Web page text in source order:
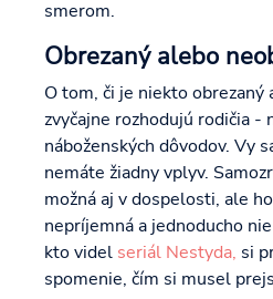
smerom.
Obrezaný alebo
O tom, či je niekto obrezaný
zvyčajne rozhodujú rodičia -
náboženských dôvodov. Vy
nemáte žiadny vplyv.
možná aj v dospelosti, ale
nepríjemná a jednoducho
kto videl seriál Nestyda, si
spomenie, čím si musel